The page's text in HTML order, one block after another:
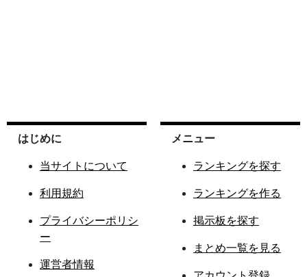
はじめに
当サイトについて
利用規約
プライバシーポリシ
ー
運営者情報
メニュー
ランキングを探す
ランキングを作る
掲示板を探す
まとめ一覧を見る